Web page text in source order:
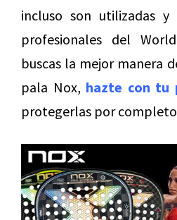
incluso son utilizadas y
profesionales del
buscas la mejor manera
pala Nox, hazte con tu
protegerlas por